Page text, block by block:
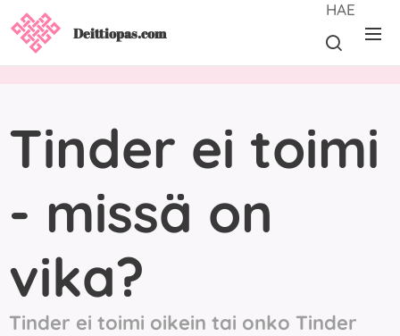
Deittiopas.com
HAE
Tinder ei toimi
- missä on
vika?
Tinder ei toimi oikein tai onko Tinder